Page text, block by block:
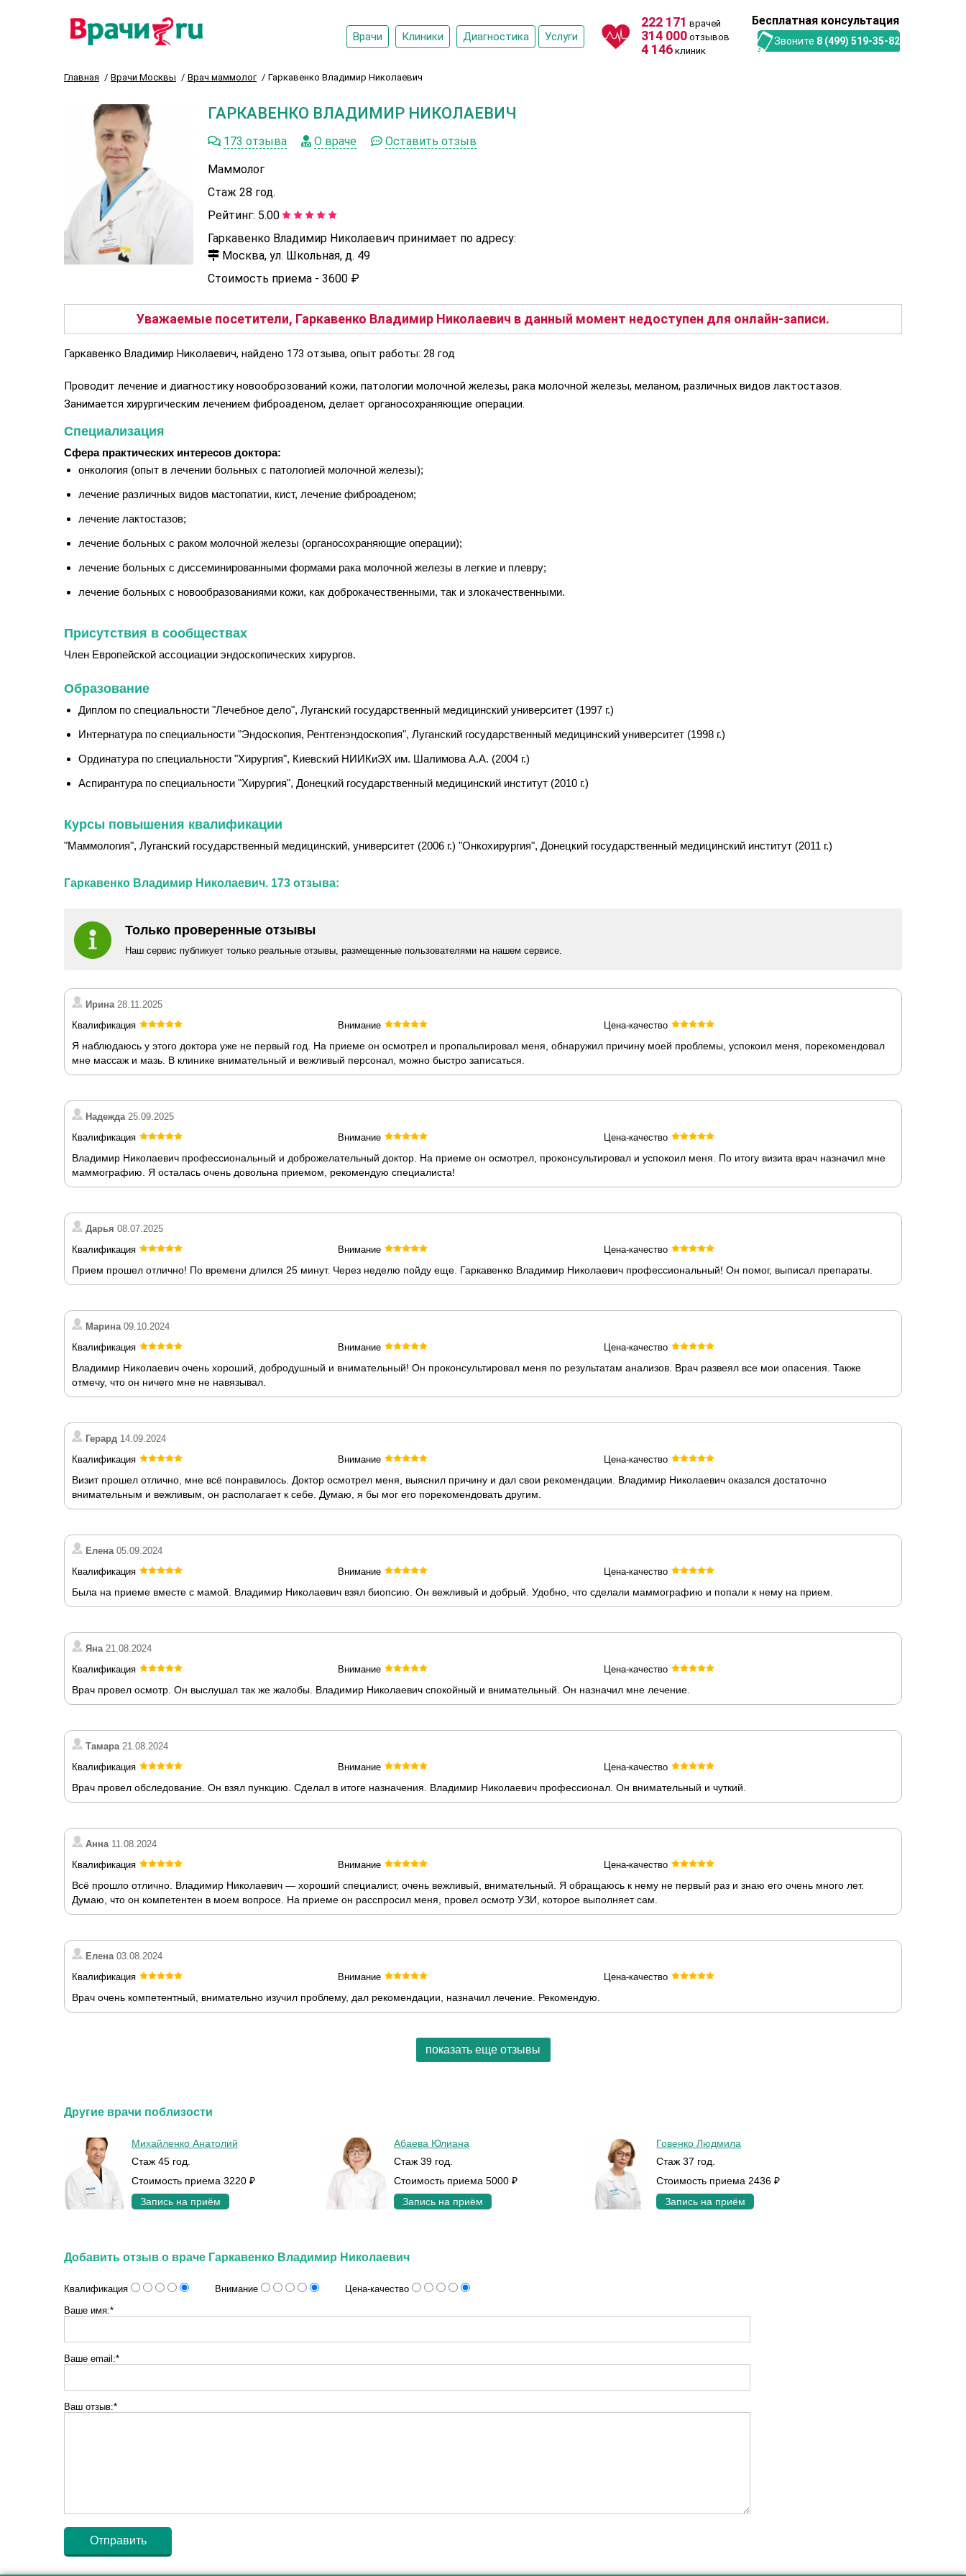
Врачи Клиники Диагностика Услуги
222 171 врачей
314 000 отзывов
4 146 клиник
Бесплатная консультация
Звоните 8 (499) 519-35-82
Главная Врачи Москвы Врач маммолог Гаркавенко Владимир Николаевич
ГАРКАВЕНКО ВЛАДИМИР НИКОЛАЕВИЧ
173 отзыва О враче Оставить отзыв
Маммолог
Стаж 28 год.
Рейтинг: 5.00
Гаркавенко Владимир Николаевич принимает по адресу:
Москва, ул. Школьная, д. 49
Стоимость приема - 3600 ₽
Уважаемые посетители, Гаркавенко Владимир Николаевич в данный момент недоступен для онлайн-записи.
Гаркавенко Владимир Николаевич, найдено 173 отзыва, опыт работы: 28 год
Проводит лечение и диагностику новооброзований кожи, патологии молочной железы, рака молочной железы, меланом, различных видов лактостазов.
Занимается хирургическим лечением фиброаденом, делает органосохраняющие операции.
Специализация
Сфера практических интересов доктора:
онкология (опыт в лечении больных с патологией молочной железы);
лечение различных видов мастопатии, кист, лечение фиброаденом;
лечение лактостазов;
лечение больных с раком молочной железы (органосохраняющие операции);
лечение больных с диссеминированными формами рака молочной железы в легкие и плевру;
лечение больных с новообразованиями кожи, как доброкачественными, так и злокачественными.
Присутствия в сообществах
Член Европейской ассоциации эндоскопических хирургов.
Образование
Диплом по специальности "Лечебное дело", Луганский государственный медицинский университет (1997 г.)
Интернатура по специальности "Эндоскопия, Рентгенэндоскопия", Луганский государственный медицинский университет (1998 г.)
Ординатура по специальности "Хирургия", Киевский НИИКиЭХ им. Шалимова А.А. (2004 г.)
Аспирантура по специальности "Хирургия", Донецкий государственный медицинский институт (2010 г.)
Курсы повышения квалификации
"Маммология", Луганский государственный медицинский, университет (2006 г.) "Онкохирургия", Донецкий государственный медицинский институт (2011 г.)
Гаркавенко Владимир Николаевич. 173 отзыва:
Только проверенные отзывы
Наш сервис публикует только реальные отзывы, размещенные пользователями на нашем сервисе.
Ирина28.11.2025
Квалификация
Внимание Цена-качество
Я наблюдаюсь у этого доктора уже не первый год. На приеме он осмотрел и пропальпировал меня, обнаружил причину моей проблемы, успокоил меня, порекомендовал
мне массаж и мазь. В клинике внимательный и вежливый персонал, можно быстро записаться.
Надежда25.09.2025
Квалификация
Внимание Цена-качество
Владимир Николаевич профессиональный и доброжелательный доктор. На приеме он осмотрел, проконсультировал и успокоил меня. По итогу визита врач назначил мне
маммографию. Я осталась очень довольна приемом, рекомендую специалиста!
Дарья 08.07.2025
Квалификация
Внимание Цена-качество
Прием прошел отлично! По времени длился 25 минут. Через неделю пойду еще. Гаркавенко Владимир Николаевич профессиональный! Он помог, выписал препараты.
Марина09.10.2024
Квалификация
Внимание Цена-качество
Владимир Николаевич очень хороший, добродушный и внимательный! Он проконсультировал меня по результатам анализов. Врач развеял все мои опасения. Также
отмечу, что он ничего мне не навязывал.
Герард 14.09.2024
Квалификация
Внимание Цена-качество
Визит прошел отлично, мне всё понравилось. Доктор осмотрел меня, выяснил причину и дал свои рекомендации. Владимир Николаевич оказался достаточно
внимательным и вежливым, он располагает к себе. Думаю, я бы мог его порекомендовать другим.
Елена05.09.2024
Квалификация
Внимание Цена-качество
Была на приеме вместе с мамой. Владимир Николаевич взял биопсию. Он вежливый и добрый. Удобно, что сделали маммографию и попали к нему на прием.
Яна21.08.2024
Квалификация
Внимание Цена-качество
Врач провел осмотр. Он выслушал так же жалобы. Владимир Николаевич спокойный и внимательный. Он назначил мне лечение.
Тамара21.08.2024
Квалификация
Внимание Цена-качество
Врач провел обследование. Он взял пункцию. Сделал в итоге назначения. Владимир Николаевич профессионал. Он внимательный и чуткий.
Анна11.08.2024
Квалификация
Внимание Цена-качество
Всё прошло отлично. Владимир Николаевич — хороший специалист, очень вежливый, внимательный. Я обращаюсь к нему не первый раз и знаю его очень много лет.
Думаю, что он компетентен в моем вопросе. На приеме он расспросил меня, провел осмотр УЗИ, которое выполняет сам.
Елена03.08.2024
Квалификация
Внимание Цена-качество
Врач очень компетентный, внимательно изучил проблему, дал рекомендации, назначил лечение. Рекомендую.
показать еще отзывы
Другие врачи поблизости
Михайленко Анатолий
Стаж 45 год.
Стоимость приема 3220 ₽
Запись на приём
Абаева Юлиана
Стаж 39 год.
Стоимость приема 5000 ₽
Запись на приём
Говенко Людмила
Стаж 37 год.
Стоимость приема 2436 ₽
Запись на приём
Добавить отзыв о враче Гаркавенко Владимир Николаевич
Квалификация Внимание
Цена-качество
Ваше имя:*
Ваше email:*
Ваш отзыв:*